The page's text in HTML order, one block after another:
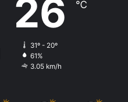
26 ℃
31º - 20º
61%
3.05 km/h